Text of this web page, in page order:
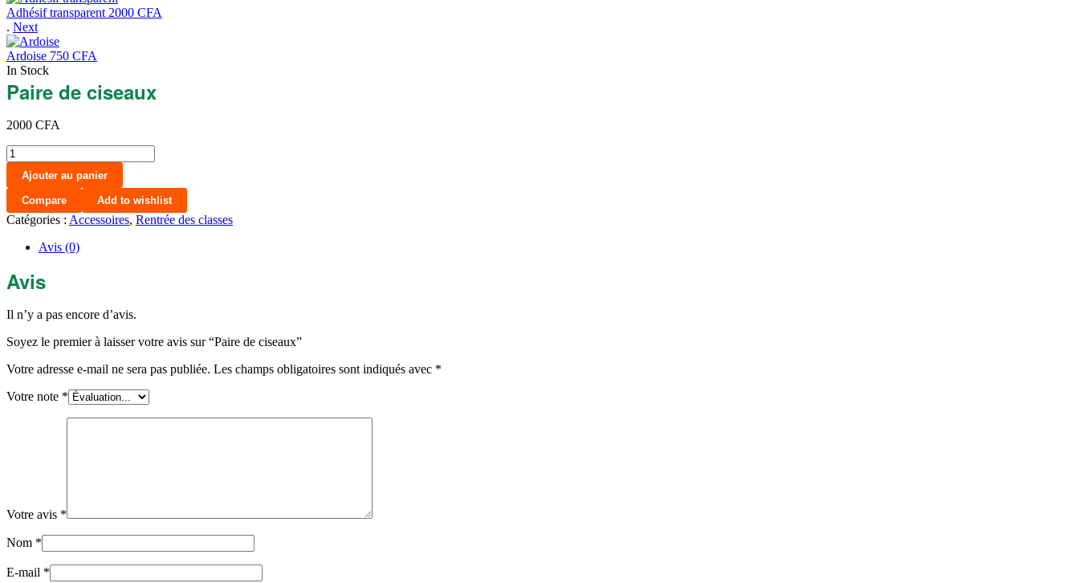
Adhésif transparent 2000 CFA
. Next
Ardoise 750 CFA
In Stock
Paire de ciseaux
2000 CFA
quantité
de
Paire
ciseaux
Ajouter au panier
Compare Add to wishlist
Catégories : Accessoires, Rentrée des classes
Avis (0)
Avis
Il n’y a pas encore d’avis.
Soyez le premier à laisser votre avis sur “Paire de ciseaux”
Votre adresse e-mail ne sera pas publiée. Les champs obligatoires sont indiqués avec *
Votre note *
Votre avis *
Nom *
E-mail *